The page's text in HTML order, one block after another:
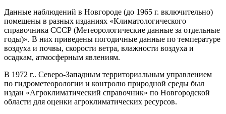
Данные наблюдений в Новгороде (до 1965 г. включительно)
помещены в разных изданиях «Климатологического
справочника СССР (Метеорологические данные за отдельные
годы)». В них приведены погодичные данные по температуре
воздуха и почвы, скорости ветра, влажности воздуха и
осадкам, атмосферным явлениям.
В 1972 г.. Северо-Западным территориальным управлением
по гидрометеорологии и контролю природной среды был
издан «Агроклиматический справочник» по Новгородской
области для оценки агроклиматических ресурсов.